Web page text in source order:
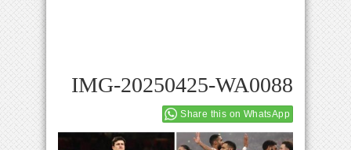
IMG-20250425-WA0088
Share this on WhatsApp